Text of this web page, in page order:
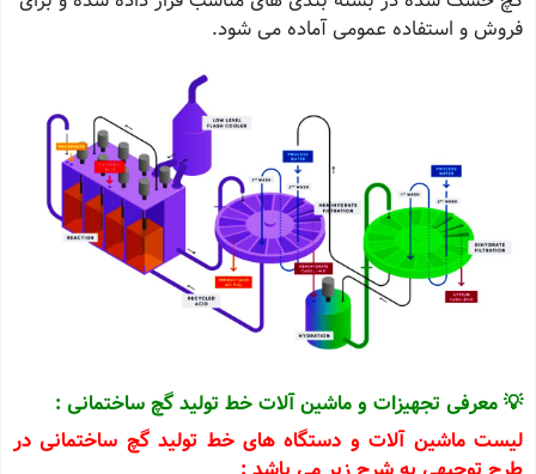
فروش و استفاده عمومی آماده می‌ شود.
💡 معرفی تجهیزات و ماشین آلات خط تولید گچ ساختمانی :
لیست ماشین آلات و دستگاه های خط تولید گچ ساختمانی در